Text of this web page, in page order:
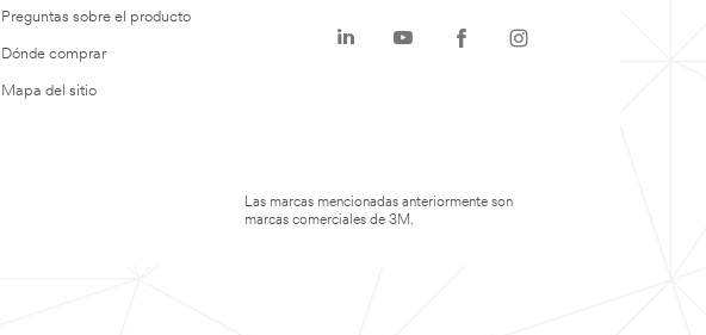
Preguntas sobre el producto
Dónde comprar
Mapa del sitio
Las marcas mencionadas anteriormente son
marcas comerciales de 3M.